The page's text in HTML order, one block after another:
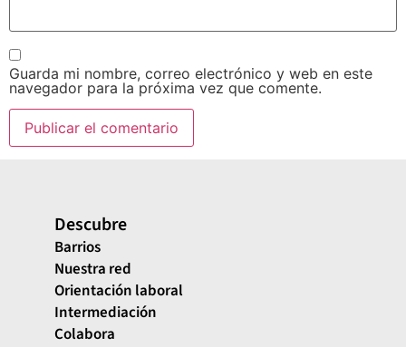
Guarda mi nombre, correo electrónico y web en este
navegador para la próxima vez que comente.
Descubre
Barrios
Nuestra red
Orientación laboral
Intermediación
Colabora